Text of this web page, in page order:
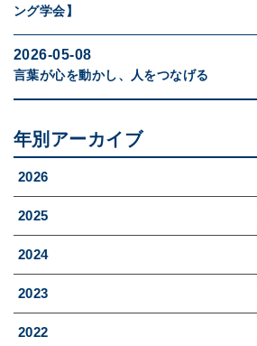
ング学会】
2026-05-08
言葉が心を動かし、人をつなげる
年別アーカイブ
2026
2025
2024
2023
2022